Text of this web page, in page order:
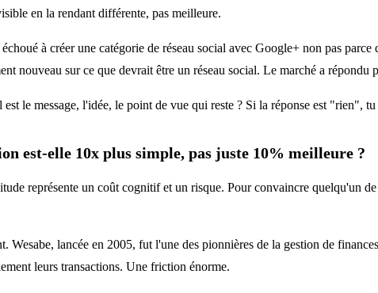
en la rendant différente, pas meilleure.
à créer une catégorie de réseau social avec Google+ non pas
nouveau sur ce que devrait être un réseau social. Le marché a
le message, l'idée, le point de vue qui reste ? Si la réponse est "rien",
est-elle 10x plus simple, pas juste 10% meilleure ?
représente un coût cognitif et un risque. Pour convaincre quelqu'un
lancée en 2005, fut l'une des pionnières de la gestion de
leurs transactions. Une friction énorme.